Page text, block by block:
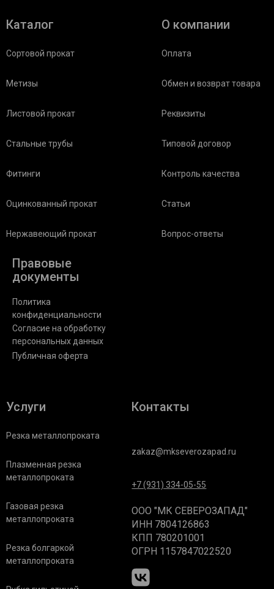
Каталог
Сортовой прокат
Метизы
Листовой прокат
Стальные трубы
Фитинги
Оцинкованный прокат
Нержавеющий прокат
Правовые
документы
Политика
конфиденциальности
Согласие на обработку
персональных данных
Публичная оферта
О компании
Оплата
Обмен и возврат товара
Реквизиты
Типовой договор
Контроль качества
Статьи
Вопрос-ответы
Услуги
Резка металлопроката
Плазменная резка
металлопроката
Газовая резка
металлопроката
Резка болгаркой
металлопроката
Контакты
zakaz@mkseverozapad.ru
+7 (931) 334-05-55
ООО "МК СЕВЕРОЗАПАД"
ИНН 7804126863
КПП 780201001
ОГРН 1157847022520